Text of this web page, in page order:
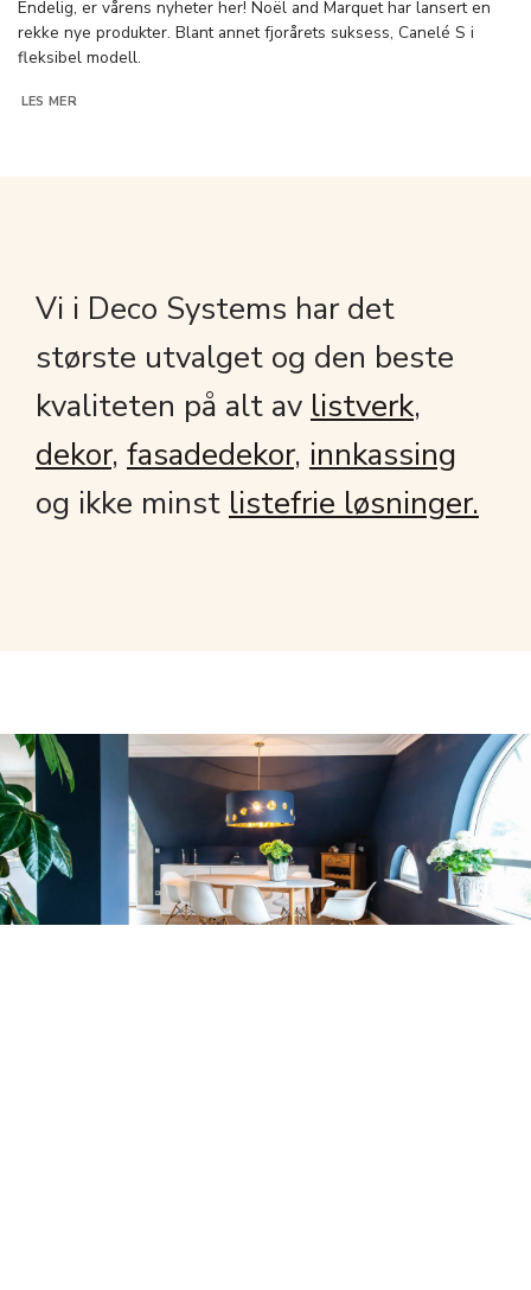
Endelig, er vårens nyheter her! Noël and Marquet har lansert en
rekke nye produkter. Blant annet fjorårets suksess, Canelé S i
fleksibel modell.
LES MER
Vi i Deco Systems har det
største utvalget og den beste
kvaliteten på alt av listverk,
dekor, fasadedekor, innkassing
og ikke minst listefrie løsninger.